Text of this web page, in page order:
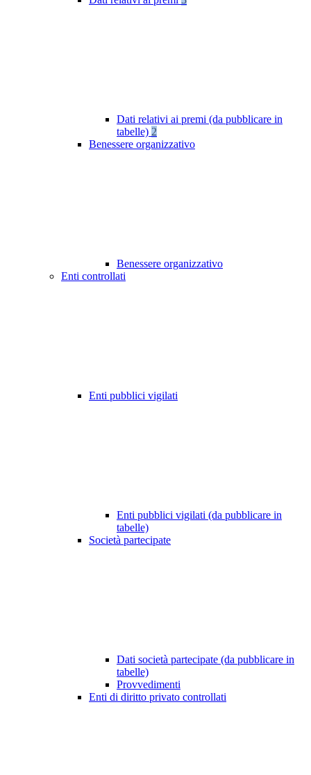
Dati relativi ai premi (da pubblicare in
tabelle) 2
Benessere organizzativo
Benessere organizzativo
Enti controllati
Enti pubblici vigilati
Enti pubblici vigilati (da pubblicare in
tabelle)
Società partecipate
Dati società partecipate (da pubblicare in
tabelle)
Provvedimenti
Enti di diritto privato controllati